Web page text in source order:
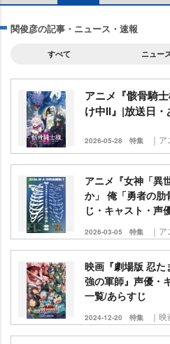
関俊彦の記事・ニュース・速報
すべて ニュー
アニメ『骸骨騎
け中II』|放送日
2026-05-28 特集 ｜ア
アニメ『女神「異
か」 俺「勇者の肋
じ・キャスト・声
2026-03-05 特集 ｜ア
映画『劇場版 忍た
強の軍師』声優・
一覧/あらすじ
2024-12-20 特集 ｜映